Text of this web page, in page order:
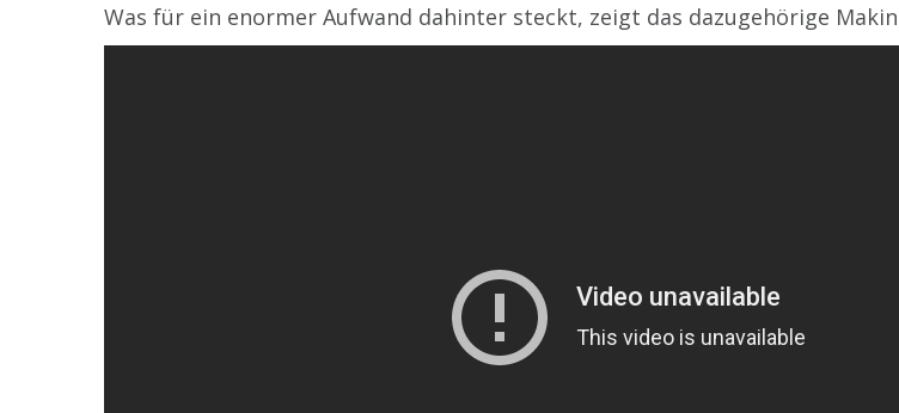
Was für ein enormer Aufwand dahinter steckt, zeigt das dazugehörige